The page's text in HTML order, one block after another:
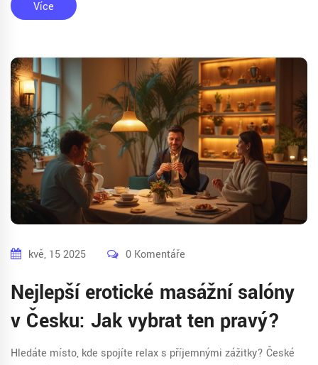
výmluvy – tahle příprava je jednodušší, než si myslíš.
Více
kvě, 15 2025 0 Komentáře
Nejlepší erotické masážní salóny
v Česku: Jak vybrat ten pravý?
Hledáte místo, kde spojíte relax s příjemnými zážitky? České